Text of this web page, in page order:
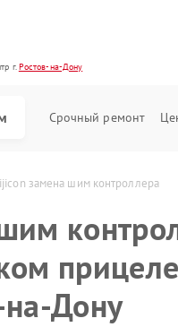
г.Ростов-на-Дону
Срочный ремонт
замена шим контроллера
на-Дону